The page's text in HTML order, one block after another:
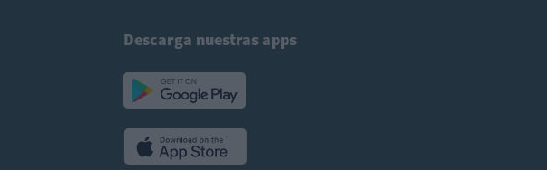
Descarga nuestras apps